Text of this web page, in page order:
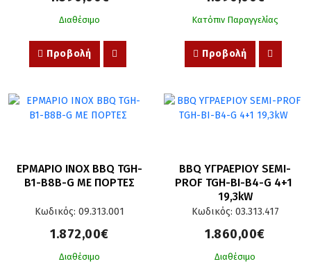
Διαθέσιμο
Προβολή
Κατόπιν Παραγγελίας
Προβολή
ΕΡΜΑΡΙΟ INOX BBQ TGH-
B1-B8B-G ΜΕ ΠΟΡΤΕΣ
Κωδικός: 09.313.001
1.872,00€
Διαθέσιμο
BBQ ΥΓΡΑΕΡΙΟΥ SEMI-
PROF TGH-BI-B4-G 4+1
19,3kW
Κωδικός: 03.313.417
1.860,00€
Διαθέσιμο